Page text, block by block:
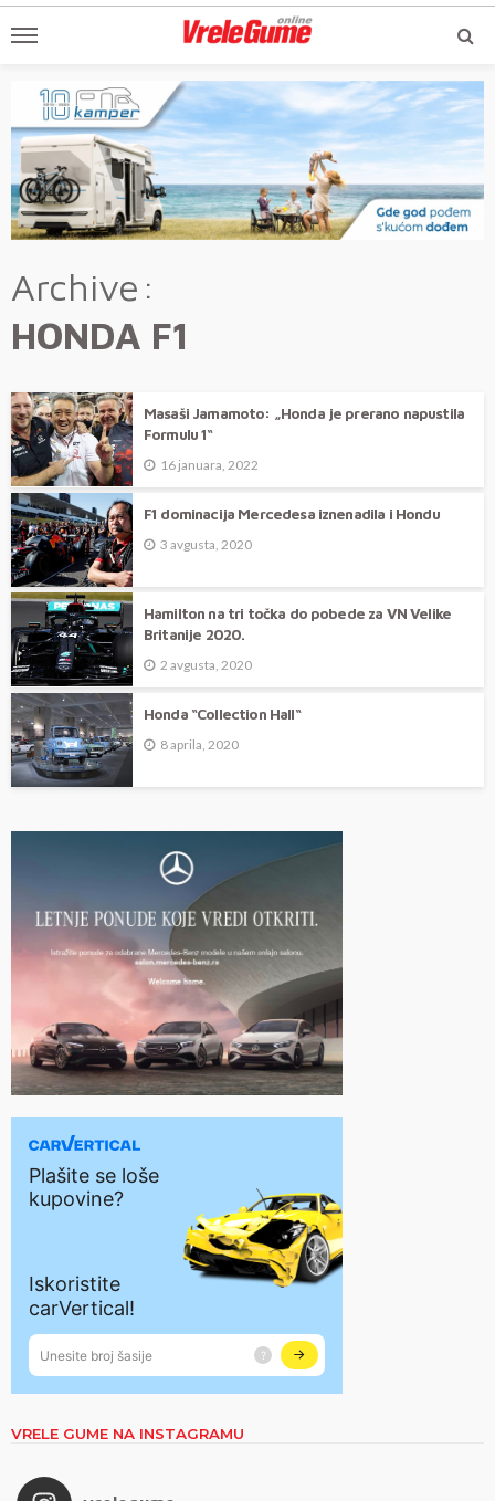
Archive
HONDA F1
Masaši Jamamoto: „Honda je prerano napustila
Formulu 1“
16 januara, 2022
F1 dominacija Mercedesa iznenadila i Hondu
3 avgusta, 2020
Hamilton na tri točka do pobede za VN Velike
Britanije 2020.
2 avgusta, 2020
Honda “Collection Hall“
8 aprila, 2020
VRELE GUME NA INSTAGRAMU